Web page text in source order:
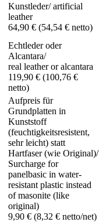
Kunstleder/ artificial
leather
64,90 € (54,54 € netto)
Echtleder oder
Alcantara/
real leather or alcantara
119,90 € (100,76 €
netto)
Aufpreis für
Grundplatten in
Kunststoff
(feuchtigkeitsresistent,
sehr leicht) statt
Hartfaser (wie Original)/
Surcharge for
panelbasic in water-
resistant plastic instead
of masonite (like
original)
9,90 € (8,32 € netto/net)